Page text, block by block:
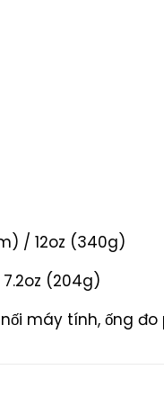
/ 12oz (340g)
7.2oz (204g)
máy tính, ống